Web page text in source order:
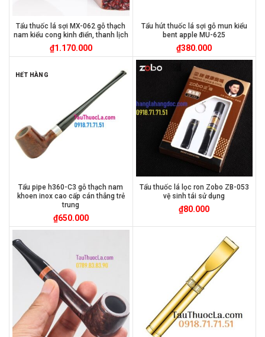
Tẩu thuốc lá sợi MX-062 gỗ thạch
nam kiểu cong kinh điển, thanh lịch
₫1.170.000
Tẩu hút thuốc lá sợi gỗ mun kiểu
bent apple MU-625
₫380.000
HẾT HÀNG
Tẩu pipe h360-C3 gỗ thạch nam
khoen inox cao cấp cán thẳng trẻ
trung
₫650.000
Tẩu thuốc lá lọc ron Zobo ZB-053
vệ sinh tái sử dụng
₫80.000